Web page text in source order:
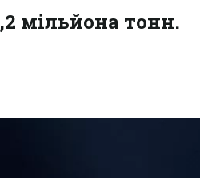
мільйона тонн.